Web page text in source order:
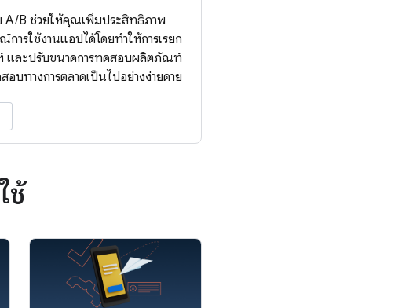
A/B ช่วยให้คุณเพิ่มประสิทธิภาพ
การใช้งานแอปได้โดยทำให้การเรียก
ห์ และปรับขนาดการทดสอบผลิตภัณฑ์
อบทางการตลาดเป็นไปอย่างง่ายดาย
ช้